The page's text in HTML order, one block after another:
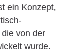
ein Konzept,
von der
wurde.